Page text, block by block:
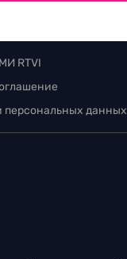
RTVI
персональных данных